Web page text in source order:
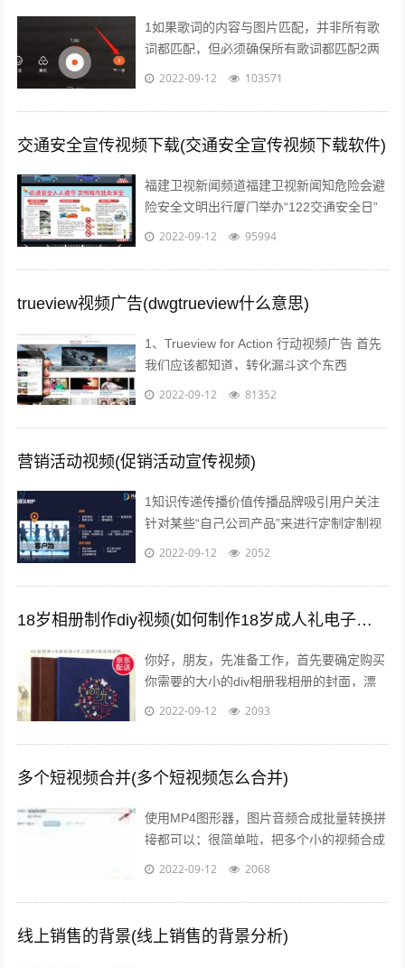
1如果歌词的内容与图片匹配，并非所有歌
词都匹配，但必须确保所有歌词都匹配2两
句歌词之间歌词与前中尾节奏变化点等，应
2022-09-12 103571
交通安全宣传视频下载(交通安全宣传视频下载软件)
福建卫视新闻频道福建卫视新闻知危险会避
险安全文明出行厦门举办“122交通安全日”
主题宣传活动；2各年段开展“遵守交规，文
2022-09-12 95994
trueview视频广告(dwgtrueview什么意思)
1、Trueview for Action 行动视频广告 首先
我们应该都知道，转化漏斗这个东西
Awareness接触 Consideration考虑...
2022-09-12 81352
营销活动视频(促销活动宣传视频)
1知识传递传播价值传播品牌吸引用户关注
针对某些“自己公司产品”来进行定制定制视
频创作在视频营销中占了一大块，毕竟视频
2022-09-12 2052
18岁相册制作diy视频(如何制作18岁成人礼电子相册)
你好，朋友，先准备工作，首先要确定购买
你需要的大小的diy相册我相册的封面，漂
亮吧，在淘宝网创爱园买的准备一本相册，
2022-09-12 2093
多个短视频合并(多个短视频怎么合并)
使用MP4图形器，图片音频合成批量转换拼
接都可以；很简单啦，把多个小的视频合成
一个大的视频需要使用视频编辑软件，可以
2022-09-12 2068
线上销售的背景(线上销售的背景分析)